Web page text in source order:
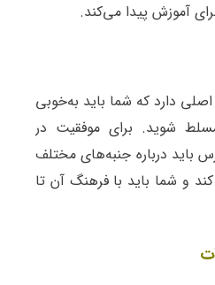
آموزش پیدا می‌کند.
دارد که شما باید به‌خوبی
شوید. برای موفقیت در
باید درباره جنبه‌های مختلف
و شما باید با فرهنگ آن تا